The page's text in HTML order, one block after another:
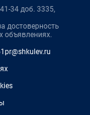
34 доб. 3335,
достоверность
объявлениях.